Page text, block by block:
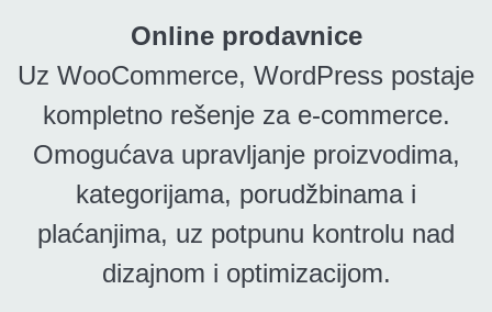
Online prodavnice
Uz WooCommerce, WordPress postaje
kompletno rešenje za e-commerce.
Omogućava upravljanje proizvodima,
kategorijama, porudžbinama i
plaćanjima, uz potpunu kontrolu nad
dizajnom i optimizacijom.